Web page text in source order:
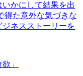
かにして結果を出
得た意外な気づきな
ネスストーリーを
」